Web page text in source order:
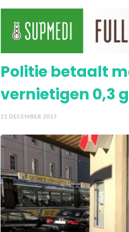
Vier Europese
Politie betaalt
vernietigen 0,3
21 DECEMBER 2017